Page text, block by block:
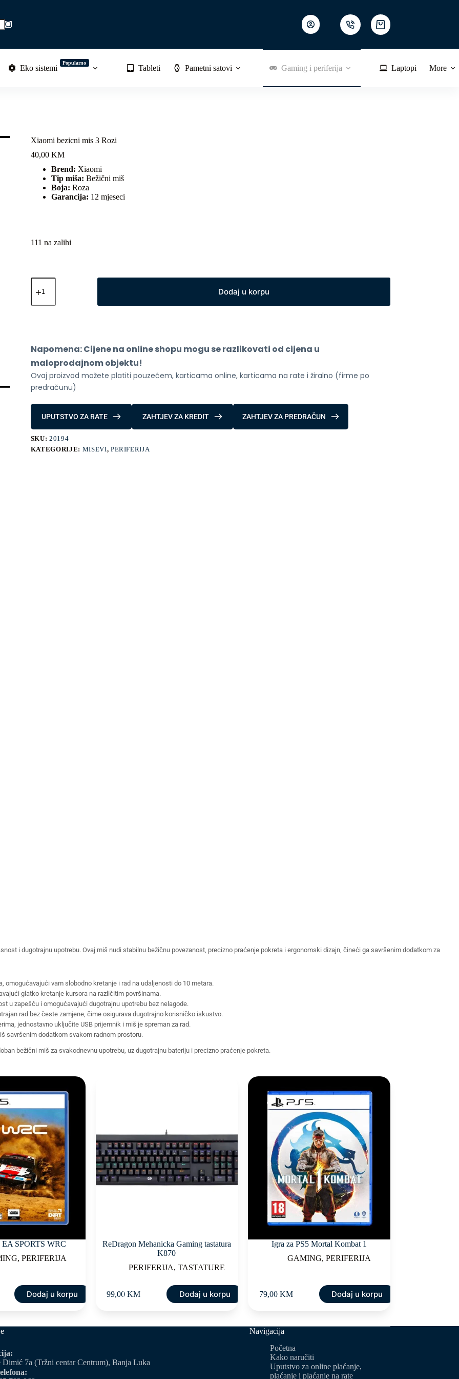
Shopping
cart
Eko sistemi
Popularno
Tableti Pametni satovi Gaming i periferija Laptopi More
Xiaomi bezicni mis 3 Rozi
40,00 KM
Brend: Xiaomi
Tip miša: Bežični miš
Boja: Roza
Garancija: 12 mjeseci
111 na zalihi
Xiaomi
bezicni
3
Dodaj u korpu
Napomena: Cijene na online shopu mogu se razlikovati od cijena u
maloprodajnom objektu!
Ovaj proizvod možete platiti pouzećem, karticama online, karticama na rate i žiralno (firme po
predračunu)
UPUTSTVO ZA RATE ZAHTJEV ZA KREDIT ZAHTJEV ZA PREDRAČUN
SKU:20194
KATEGORIJE: MISEVI, PERIFERIJA
i dugotrajnu upotrebu. Ovaj miš nudi stabilnu bežičnu povezanost, precizno praćenje pokreta i ergonomski dizajn, čineći ga savršenim dodatkom za
omogućavajući vam slobodno kretanje i rad na udaljenosti do 10 metara.
glatko kretanje kursora na različitim površinama.
u zapešću i omogućavajući dugotrajnu upotrebu bez nelagode.
rad bez česte zamjene, čime osigurava dugotrajno korisničko iskustvo.
jednostavno uključite USB prijemnik i miš je spreman za rad.
savršenim dodatkom svakom radnom prostoru.
bežični miš za svakodnevnu upotrebu, uz dugotrajnu bateriju i precizno praćenje pokreta.
EA SPORTS WRC
, PERIFERIJA
Dodaj u korpu
ReDragon Mehanicka Gaming tastatura
K870
PERIFERIJA,TASTATURE
99,00KM Dodaj u korpu
Igra za PS5 Mortal Kombat 1
GAMING,PERIFERIJA
79,00 KM Dodaj u korpu
Dimić 7a (Tržni centar Centrum), Banja Luka
Navigacija
Početna
Kako naručiti
Uputstvo za online plaćanje,
plaćanje i plaćanje na rate